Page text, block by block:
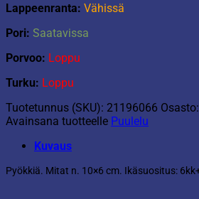
Lappeenranta: Vähissä
Pori: Saatavissa
Porvoo: Loppu
Turku: Loppu
Tuotetunnus (SKU): 21196066 Osasto:
Avainsana tuotteelle Puulelu
Kuvaus
Pyökkiä. Mitat n. 10×6 cm. Ikäsuositus: